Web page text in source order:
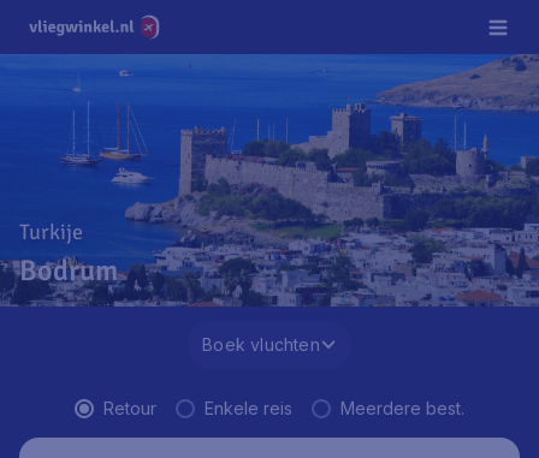
Turkije
Bodrum
Boek vluchten
Retour Enkele reis Meerdere best.